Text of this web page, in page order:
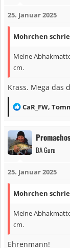
o
e
:
25. Januar 2025
Mohrchen
Meine
cm.
Krass. Mega das
R
a
k
t
o
e
:
CaR_FW,
Promachos
BA Guru
25. Januar 2025
Mohrchen
Meine
cm.
Ehrenmann!